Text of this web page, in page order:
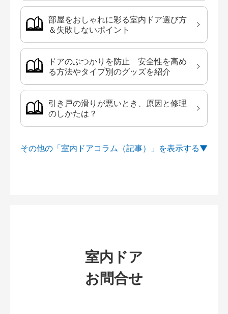
部屋をおしゃれに彩る室内ドア選び方
＆失敗しないポイント
ドアのぶつかりを防止 安全性を高め
る方法やタイプ別のグッズを紹介
引き戸の滑りが悪いとき、原因と修理
のしかたは？
その他の「室内ドアコラム（記事）」を
室内ドア
お問合せ